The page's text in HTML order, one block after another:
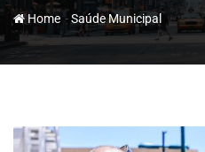
Home-Saúde Municipal